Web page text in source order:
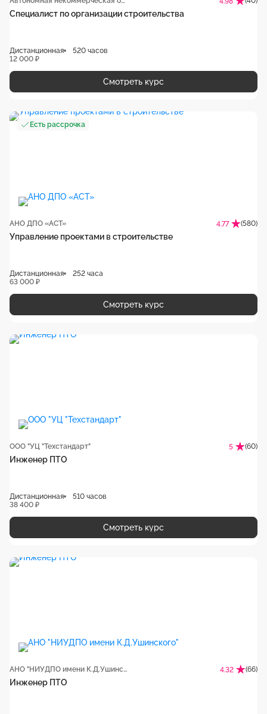
Специалист по организации строительства
Дистанционная
520 часов
12 000 ₽
Смотреть курс
Есть рассрочка
АНО ДПО «АСТ» 4.77 (580)
Управление проектами в строительстве
Дистанционная
252 часа
63 000 ₽
Смотреть курс
ООО "УЦ "Техстандарт" 5 (60)
Инженер ПТО
Дистанционная
510 часов
38 400 ₽
Смотреть курс
АНО "НИУДПО имени К.Д.Ушинского" 4.32 (66)
Инженер ПТО